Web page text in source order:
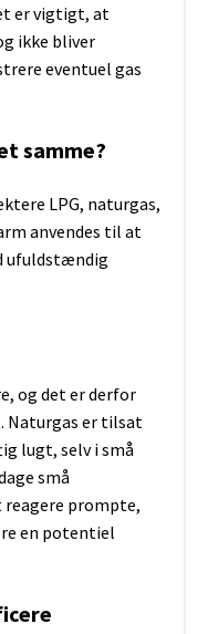
er vigtigt, at
ikke bliver
eventuel gas
samme?
LPG, naturgas,
anvendes til at
ufuldstændig
og det er derfor
er tilsat
lugt, selv i små
små
reagere prompte,
en potentiel